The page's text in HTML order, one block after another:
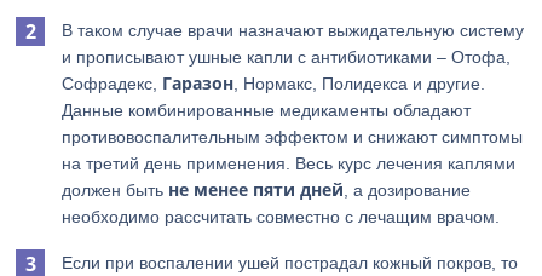
В таком случае врачи назначают выжидательную систему
и прописывают ушные капли с антибиотиками – Отофа,
Софрадекс, Гаразон , Нормакс, Полидекса и другие.
Данные комбинированные медикаменты обладают
противовоспалительным эффектом и снижают симптомы
на третий день применения. Весь курс лечения каплями
должен быть не менее пяти дней , а дозирование
необходимо рассчитать совместно с лечащим врачом.
Если при воспалении ушей пострадал кожный покров, то